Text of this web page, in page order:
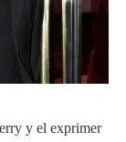
y el exprimer